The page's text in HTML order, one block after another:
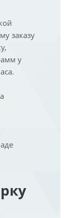
заказу
у